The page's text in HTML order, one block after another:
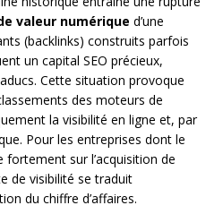
valeur numérique d’une
(backlinks) construits parfois
un capital SEO précieux,
Cette situation provoque
des moteurs de
la visibilité en ligne et, par
Pour les entreprises dont le
sur l’acquisition de
de visibilité se traduit
du chiffre d’affaires.